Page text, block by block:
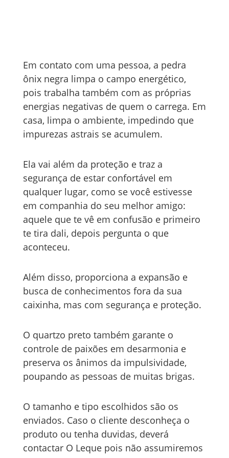
Em contato com uma pessoa, a pedra
ônix negra limpa o campo energético,
pois trabalha também com as próprias
energias negativas de quem o carrega. Em
casa, limpa o ambiente, impedindo que
impurezas astrais se acumulem.
Ela vai além da proteção e traz a
segurança de estar confortável em
qualquer lugar, como se você estivesse
em companhia do seu melhor amigo:
aquele que te vê em confusão e primeiro
te tira dali, depois pergunta o que
aconteceu.
Além disso, proporciona a expansão e
busca de conhecimentos fora da sua
caixinha, mas com segurança e proteção.
O quartzo preto também garante o
controle de paixões em desarmonia e
preserva os ânimos da impulsividade,
poupando as pessoas de muitas brigas.
O tamanho e tipo escolhidos são os
enviados. Caso o cliente desconheça o
produto ou tenha duvidas, deverá
contactar O Leque pois não assumiremos